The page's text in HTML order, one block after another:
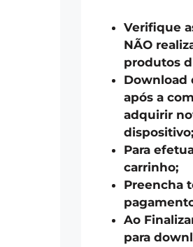
Verifique
NÃO
produtos
Download
após a
adquirir
dispositivo;
Para
carrinho;
Preencha
Ao
para